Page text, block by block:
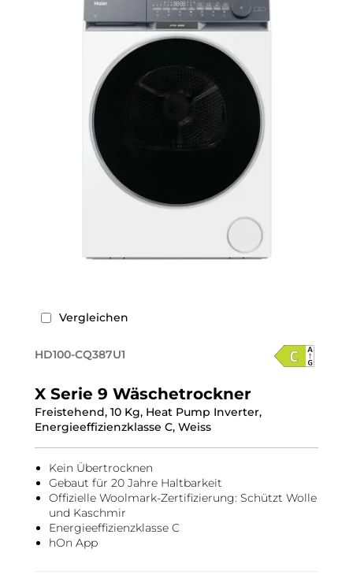
Vergleichen
HD100-CQ387U1
X Serie 9 Wäschetrockner
Freistehend, 10 Kg, Heat Pump Inverter,
Energieeffizienzklasse C, Weiss
Kein Übertrocknen
Gebaut für 20 Jahre Haltbarkeit
Offizielle Woolmark-Zertifizierung: Schützt Wolle
und Kaschmir
Energieeffizienzklasse C
hOn App